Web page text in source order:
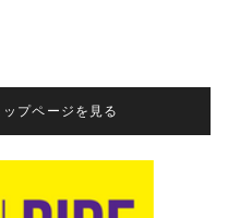
プページを見る